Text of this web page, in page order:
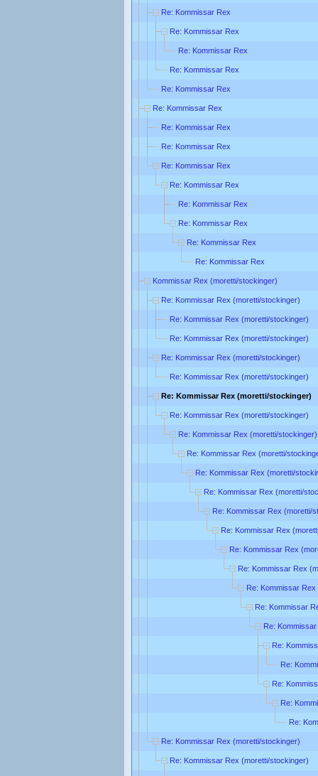
Re: Kommissar Rex
Re: Kommissar Rex
Re: Kommissar Rex
Re: Kommissar Rex
Re: Kommissar Rex
Re: Kommissar Rex
Re: Kommissar Rex
Re: Kommissar Rex
Re: Kommissar Rex
Re: Kommissar Rex
Re: Kommissar Rex
Re: Kommissar Rex
Re: Kommissar Rex
Re: Kommissar Rex
Kommissar Rex (moretti/stockinger)
Re: Kommissar Rex (moretti/stockinger)
Re: Kommissar Rex (moretti/stockinger)
Re: Kommissar Rex (moretti/stockinger)
Re: Kommissar Rex (moretti/stockinger)
Re: Kommissar Rex (moretti/stockinger)
Re: Kommissar Rex (moretti/stockinger)
Re: Kommissar Rex (moretti/stockinger)
Re: Kommissar Rex (moretti/stockinger)
Re: Kommissar Rex (moretti/
Re: Kommissar Rex (moretti/
Re: Kommissar Rex (moretti/
Re: Kommissar Rex (moretti/
Re: Kommissar Rex
Re: Kommissar Rex
Re: Kommissar Rex
Re: Kommissar
Re: Kommissar
Re:
Re:
Re:
Re:
Re:
Re:
Re: Kommissar Rex (moretti/stockinger)
Re: Kommissar Rex (moretti/stockinger)